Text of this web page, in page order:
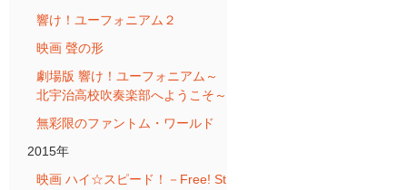
響け！ユーフォニアム２
映画 聲の形
劇場版 響け！ユーフォニアム～
北宇治高校吹奏楽部へようこそ～
無彩限のファントム・ワールド
2015年
映画 ハイ☆スピード！－Free! St